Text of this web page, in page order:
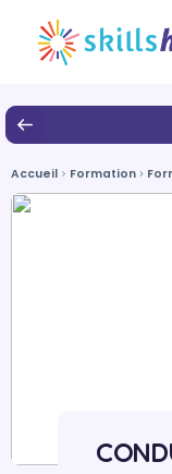
Accueil Formation